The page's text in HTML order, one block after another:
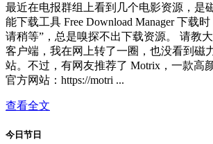
最近在电报群组上看到几个电影资源，是
能下载工具 Free Download Manager 下载
请稍等”，总是嗅探不出下载资源。 请教
客户端，我在网上转了一圈，也没看到磁
站。不过，有网友推荐了 Motrix，一款高
官方网站：https://motri ...
查看全文
今日节日